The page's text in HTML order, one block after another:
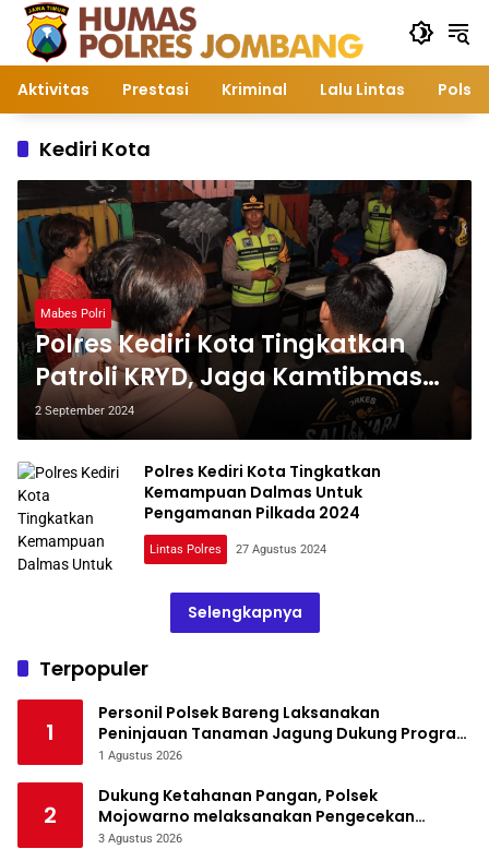
Langsung
konten
Aktivitas Prestasi Kriminal Lalu Lintas
Kediri Kota
Mabes Polri
Polres Kediri Kota Tingkatkan
Patroli KRYD, Jaga Kamtibmas
Jelang Pilkada Serentak
2 September 2024
Polres Kediri Kota Tingkatkan
Kemampuan Dalmas Untuk
Pengamanan Pilkada 2024
Lintas Polres 27 Agustus 2024
Selengkapnya
Terpopuler
1
Personil Polsek Bareng Laksanakan
Peninjauan Tanaman Jagung Dukung Program
Ketahanan Pangan
1 Agustus 2026
2
Dukung Ketahanan Pangan, Polsek
Mojowarno melaksanakan Pengecekan
Tanaman Jagung
3 Agustus 2026